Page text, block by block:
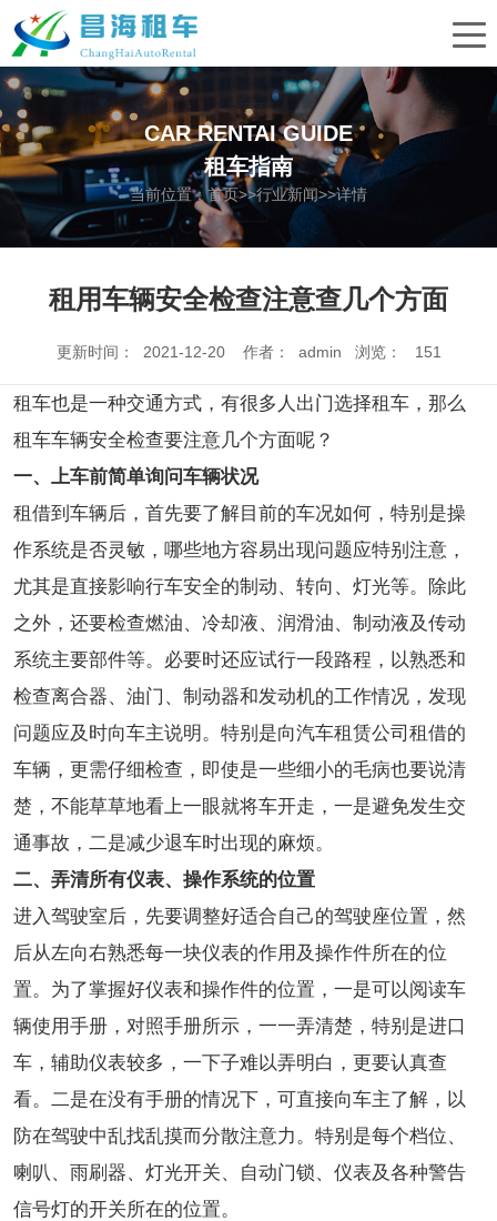
CAR RENTAI GUIDE
租车指南
当前位置：首页>>行业新闻>>详情
租用车辆安全检查注意查几个方面
更新时间： 2021-12-20 作者： admin 浏览： 151
租车也是一种交通方式，有很多人出门选择租车，那么
租车车辆安全检查要注意几个方面呢？
一、上车前简单询问车辆状况
租借到车辆后，首先要了解目前的车况如何，特别是操
作系统是否灵敏，哪些地方容易出现问题应特别注意，
尤其是直接影响行车安全的制动、转向、灯光等。除此
之外，还要检查燃油、冷却液、润滑油、制动液及传动
系统主要部件等。必要时还应试行一段路程，以熟悉和
检查离合器、油门、制动器和发动机的工作情况，发现
问题应及时向车主说明。特别是向汽车租赁公司租借的
车辆，更需仔细检查，即使是一些细小的毛病也要说清
楚，不能草草地看上一眼就将车开走，一是避免发生交
通事故，二是减少退车时出现的麻烦。
二、弄清所有仪表、操作系统的位置
进入驾驶室后，先要调整好适合自己的驾驶座位置，然
后从左向右熟悉每一块仪表的作用及操作件所在的位
置。为了掌握好仪表和操作件的位置，一是可以阅读车
辆使用手册，对照手册所示，一一弄清楚，特别是进口
车，辅助仪表较多，一下子难以弄明白，更要认真查
看。二是在没有手册的情况下，可直接向车主了解，以
防在驾驶中乱找乱摸而分散注意力。特别是每个档位、
喇叭、雨刷器、灯光开关、自动门锁、仪表及各种警告
信号灯的开关所在的位置。